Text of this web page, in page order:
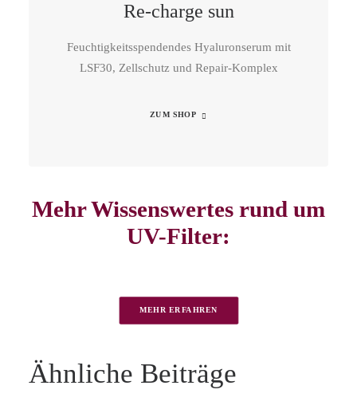
Re-charge sun
Feuchtigkeitsspendendes Hyaluronserum mit
LSF30, Zellschutz und Repair-Komplex
ZUM SHOP
Mehr Wissenswertes rund um
UV-Filter:
MEHR ERFAHREN
Ähnliche Beiträge